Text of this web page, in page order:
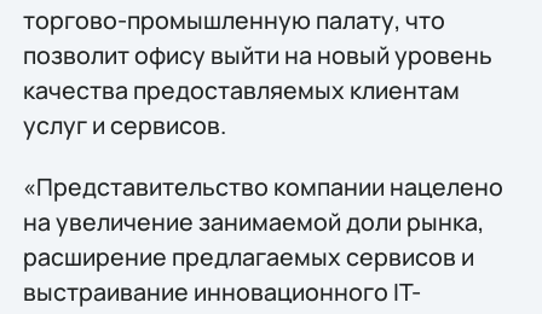
торгово-промышленную палату, что
позволит офису выйти на новый уровень
качества предоставляемых клиентам
услуг и сервисов.
«Представительство компании нацелено
на увеличение занимаемой доли рынка,
расширение предлагаемых сервисов и
выстраивание инновационного IT-